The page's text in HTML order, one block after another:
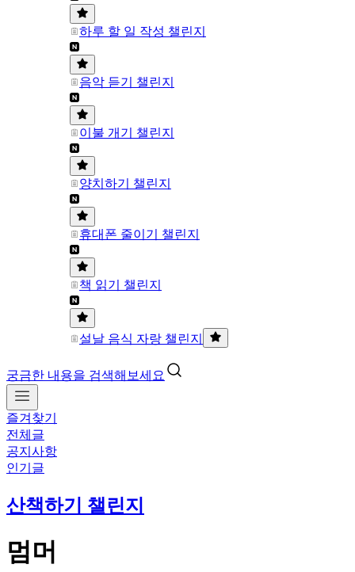
하루 할 일 작성 챌린지
음악 듣기 챌린지
이불 개기 챌린지
양치하기 챌린지
휴대폰 줄이기 챌린지
책 읽기 챌린지
설날 음식 자랑 챌린지
궁금한 내용을 검색해보세요
즐겨찾기
전체글
공지사항
인기글
산책하기 챌린지
멈머